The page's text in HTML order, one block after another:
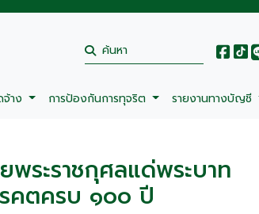
าง การป้องกันการทุจริต รายงานทางบัญชี
ระราชกุศลแด่พระบาท
รคตครบ ๑๐๐ ปี